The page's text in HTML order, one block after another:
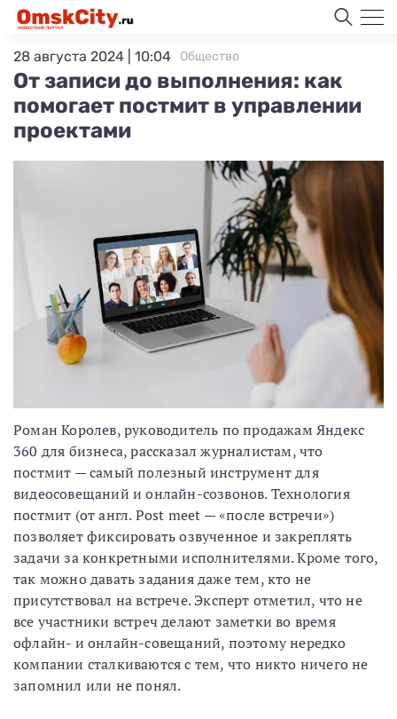
От записи до выполнения: как
помогает постмит в управлении
проектами
28 августа 2024 | 10:04 Общество
Роман Королев, руководитель по продажам Яндекс
360 для бизнеса, рассказал журналистам, что
постмит — самый полезный инструмент для
видеосовещаний и онлайн-созвонов. Технология
постмит (от англ. Post meet — «после встречи»)
позволяет фиксировать озвученное и закреплять
задачи за конкретными исполнителями. Кроме того,
так можно давать задания даже тем, кто не
присутствовал на встрече. Эксперт отметил, что не
все участники встреч делают заметки во время
офлайн- и онлайн-совещаний, поэтому нередко
компании сталкиваются с тем, что никто ничего не
запомнил или не понял.